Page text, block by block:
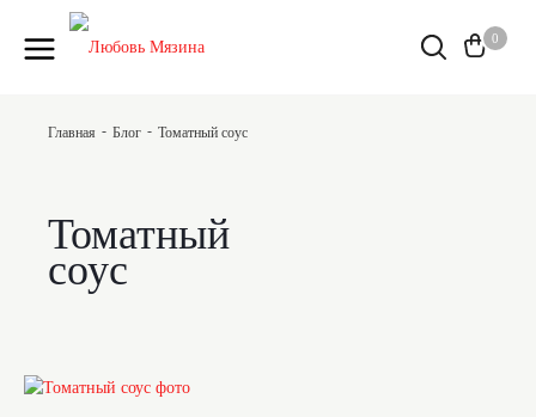
0
Главная - Блог - Томатный соус
Томатный
соус